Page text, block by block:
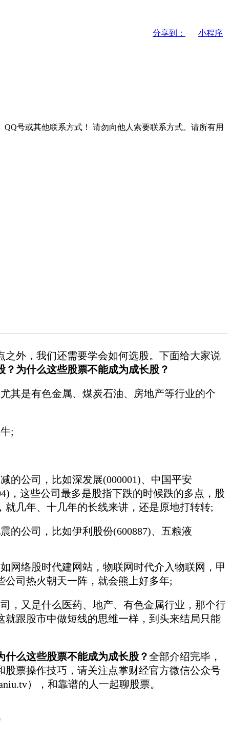
分享到：
小程序
号或其他联系方式！
请勿向他人索要联系方式。请所有用
之外，我们还需要学会如何选股。下面给大家说
？为什么这些股票不能成为成长股？
其是有色金属、煤炭石油、房地产等行业的个
;
公司，比如深发展(000001)、中国平安
，这些公司最多是股指下跌的时候跌的多点，股
就几年、十几年的长线来讲，还是原地打转转;
公司，比如伊利股份(600887)、五粮液
络股时代建网站，物联网时代介入物联网，甲
公司热火朝天一阵，就会熊上好多年;
又是什么医药、地产、有色金属行业，那个行
就跟股市中做短线的思维一样，到头来结局只能
么这些股票不能成为成长股？全部介绍完毕，
股票操作技巧，请关注点掌财经官方微信公众号
），和靠谱的人一起聊股票。